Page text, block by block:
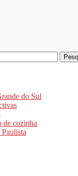
do Sul
de cozinha